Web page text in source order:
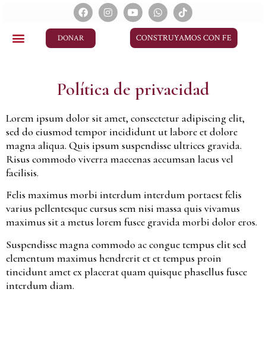
DONAR CONSTRUYAMOS CON FE
Política de privacidad
Lorem ipsum dolor sit amet, consectetur adipiscing elit,
sed do eiusmod tempor incididunt ut labore et dolore
magna aliqua. Quis ipsum suspendisse ultrices gravida.
Risus commodo viverra maecenas accumsan lacus vel
facilisis.
Felis maximus morbi interdum interdum portaest felis
varius pellentesque cursus sem nisi massa quis vivamus
maximus sit a metus lorem fusce gravida morbi dolor eros.
Suspendisse magna commodo ac congue tempus elit sed
elementum maximus hendrerit et et tempus proin
tincidunt amet ex placerat quam quisque phasellus fusce
interdum diam.